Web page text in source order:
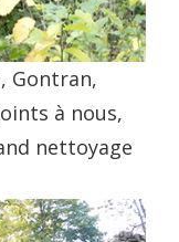
Gontran,
à nous,
nettoyage